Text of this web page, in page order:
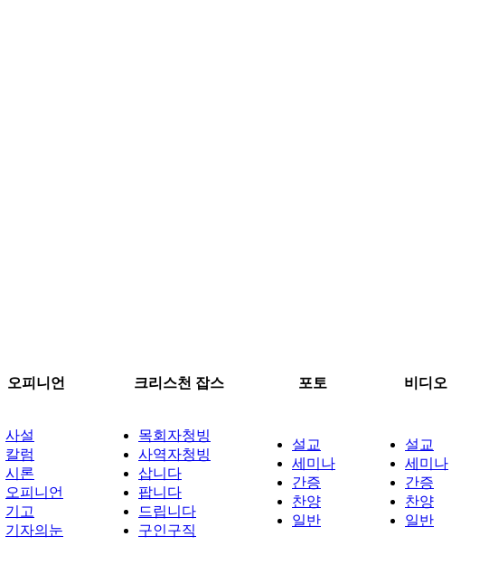
오피니언 크리스천 잡스 포토 비디오
사설
칼럼
시론
오피니언
기고
기자의눈
목회자청빙
사역자청빙
삽니다
팝니다
드립니다
구인구직
설교
세미나
간증
찬양
일반
설교
세미나
간증
찬양
일반